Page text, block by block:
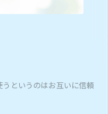
というのはお互いに信頼